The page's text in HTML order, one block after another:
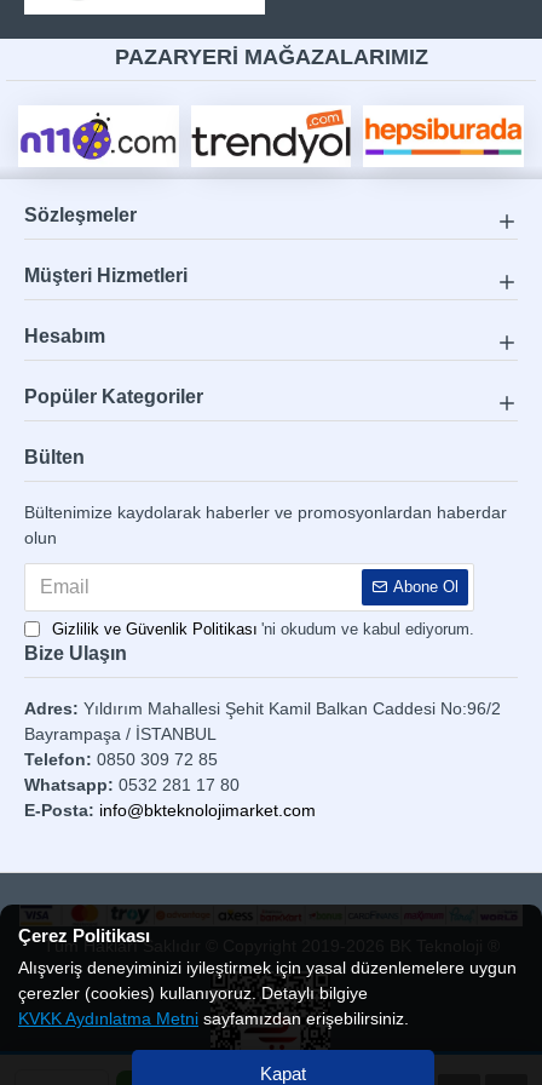
PAZARYERİ MAĞAZALARIMIZ
Sözleşmeler
Müşteri Hizmetleri
Hesabım
Popüler Kategoriler
Bülten
Bültenimize kaydolarak haberler ve promosyonlardan haberdar
olun
Abone Ol
Gizlilik ve Güvenlik Politikası 'ni okudum ve kabul ediyorum.
Bize Ulaşın
Adres: Yıldırım Mahallesi Şehit Kamil Balkan Caddesi No:96/2
Bayrampaşa / İSTANBUL
Telefon: 0850 309 72 85
Whatsapp: 0532 281 17 80
E-Posta: info@bkteknolojimarket.com
Tüm Hakları Saklıdır © Copyright 2019-2026 BK Teknoloji ®
Kapat
Çerez Politikası
Alışveriş deneyiminizi iyileştirmek için yasal düzenlemelere uygun
çerezler (cookies) kullanıyoruz. Detaylı bilgiye
KVKK Aydınlatma Metni sayfamızdan erişebilirsiniz.